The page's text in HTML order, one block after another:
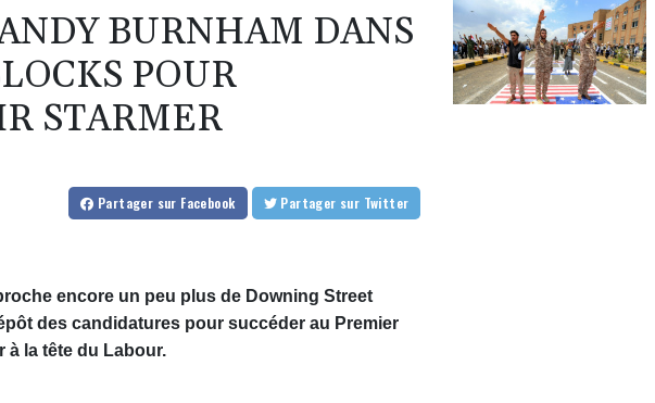
BURNHAM DANS
POUR
STARMER
Partager sur Facebook Partager sur Twitter
encore un peu plus de Downing Street
des candidatures pour succéder au Premier
à la tête du Labour.